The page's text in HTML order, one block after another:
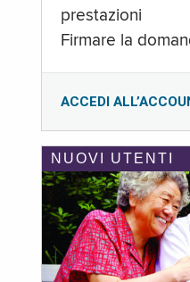
prestazioni
Firmare la
ACCEDI
NUOVI UTENTI